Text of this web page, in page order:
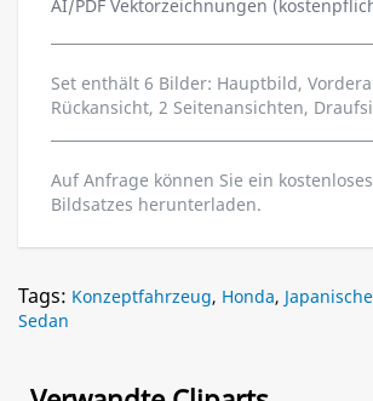
AI/PDF Vektorzeichnungen
Set enthält 6 Bilder: Hauptbild,
Rückansicht, 2 Seitenansichten,
Auf Anfrage können Sie ein
Bildsatzes herunterladen.
Tags: Konzeptfahrzeug, Honda,
Sedan